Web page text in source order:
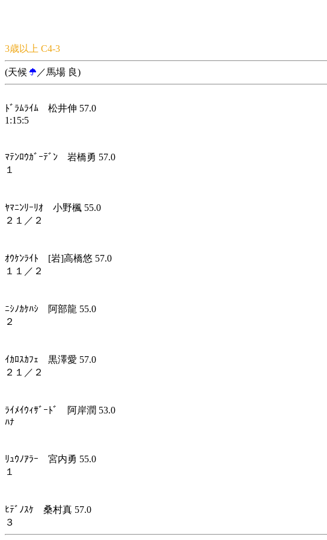
3歳以上 C4-3
(天候 ／馬場 良)
ﾄﾞﾗﾑﾗｲﾑ 松井伸 57.0
1:15:5
ﾏﾃﾝﾛｳｶﾞｰﾃﾞﾝ 岩橋勇 57.0
１
ﾔﾏﾆﾝﾘｰﾘｵ 小野楓 55.0
２１／２
ｵｳｹﾝﾗｲﾄ [岩]高橋悠 57.0
１１／２
ﾆｼﾉｶｹﾊｼ 阿部龍 55.0
２
ｲｶﾛｽｶﾌｪ 黒澤愛 57.0
２１／２
ﾗｲﾒｲｳｨｻﾞｰﾄﾞ 阿岸潤 53.0
ﾊﾅ
ﾘｭｳﾉｱﾗｰ 宮内勇 55.0
１
ﾋﾃﾞﾉｽｹ 桑村真 57.0
３